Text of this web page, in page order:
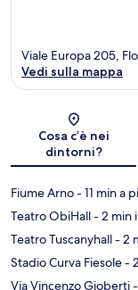
Viale Europa 205,
Vedi sulla mappa
Cosa c’è nei
dintorni?
Fiume Arno- 11 min a
Teatro ObiHall- 2 min
Teatro Tuscanyhall- 2
Stadio Curva Fiesole-
Via Vincenzo Gioberti